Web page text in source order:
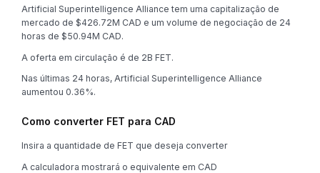
Artificial Superintelligence Alliance tem uma capitalização de
mercado de $426.72M CAD e um volume de negociação de 24
horas de $50.94M CAD.
A oferta em circulação é de 2B FET.
Nas últimas 24 horas, Artificial Superintelligence Alliance
aumentou 0.36%.
Como converter FET para CAD
Insira a quantidade de FET que deseja converter
A calculadora mostrará o equivalente em CAD